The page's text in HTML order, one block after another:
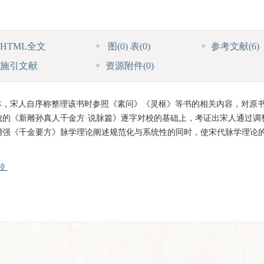
HTML全文 图(0) 表(0) 参考文献(6)
施引文献
资源附件(0)
宋人自序称整理该书时参照《素问》《灵枢》等书的相关内容，对原
《新雕孙真人千金方·说脉篇》逐字对校的基础上，考证出宋人通过调
《千金要方》脉学理论阐述规范化与系统性的同时，使宋代脉学理论